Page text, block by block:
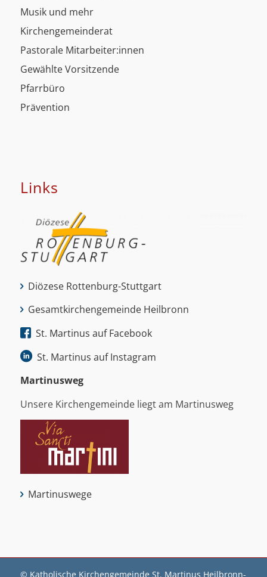
Musik und mehr
Kirchengemeinderat
Pastorale Mitarbeiter:innen
Gewählte Vorsitzende
Pfarrbüro
Prävention
Links
Diözese Rottenburg-Stuttgart
Gesamtkirchengemeinde Heilbronn
St. Martinus auf Facebook
St. Martinus auf Instagram
Martinus­weg
Unsere Kirchengemeinde liegt am Martinusweg
Martinuswege
© Katholische Kirchengemeinde St. Martinus Heilbronn-